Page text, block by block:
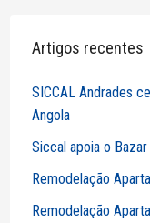
Artigos recentes
SICCAL Andrades
Angola
Siccal apoia o
Remodelação
Remodelação